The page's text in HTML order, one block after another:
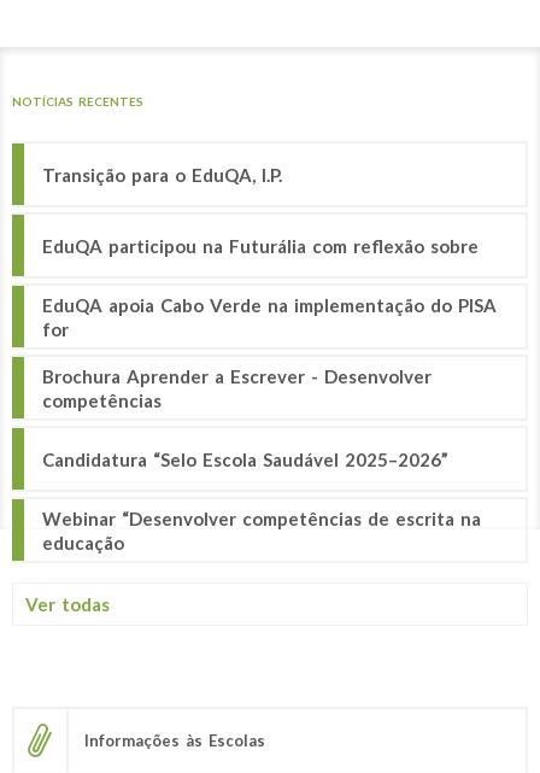
NOTÍCIAS RECENTES
Transição para o EduQA, I.P.
EduQA participou na Futurália com reflexão sobre
EduQA apoia Cabo Verde na implementação do PISA
for
Brochura Aprender a Escrever - Desenvolver
competências
Candidatura “Selo Escola Saudável 2025–2026”
Webinar “Desenvolver competências de escrita na
educação
Ver todas
Informações às Escolas